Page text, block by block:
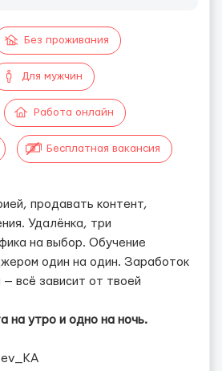
Без проживания
Для мужчин
Работа онлайн
Бесплатная вакансия
продавать контент,
Удалёнка, три
на выбор. Обучение
один на один. Заработок
— всё зависит от твоей
на утро и одно на ночь.